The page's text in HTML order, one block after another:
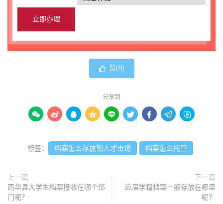
赞(0)
分享到
        
标签： 档案怎么存放到人才市场 档案怎么托管
上一篇
西华县大学生档案接收在哪个部
门呢？
下一篇
应届学籍档案一般存放在哪里
呢？